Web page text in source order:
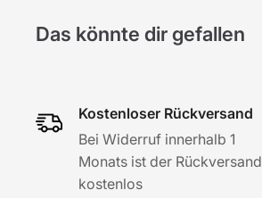
Das könnte dir gefallen
Kostenloser Rückversand
Bei Widerruf innerhalb 1
Monats ist der Rückversand
kostenlos